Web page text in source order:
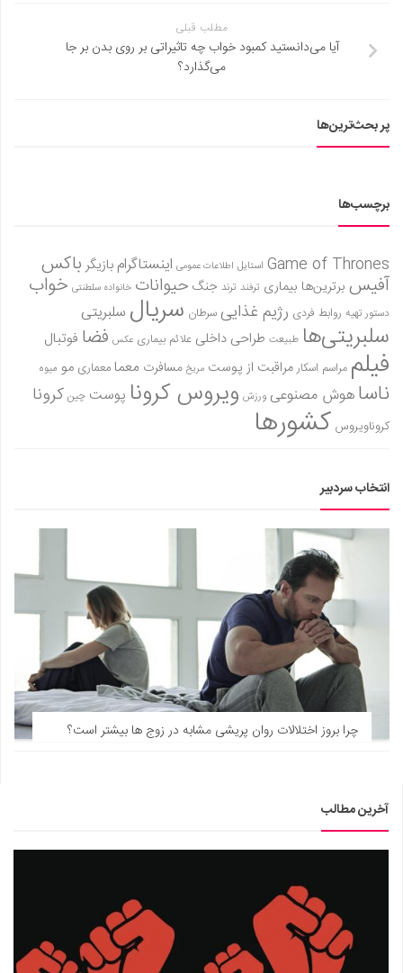
مطلب قبلی
آیا می‌دانستید کمبود خواب چه تاثیراتی بر روی بدن بر جا
می‌گذارد؟
پر بحث‌ترین‌ها
برچسب‌ها
Game of Thrones استایل اطلاعات عمومی اینستاگرام بازیگر باکس
آفیس برترین‌ها بیماری ترفند ترند جنگ حیوانات خانواده سلطنتی خواب
دستور تهیه روابط فردی رژیم غذاییسرطان سریال سلبریتی
سلبریتی‌ها طبیعت طراحی داخلی علائم بیماری عکس فضا فوتبال
فیلم مراسم اسکارمراقبت از پوست مریخ مسافرت معمامعماری مو میوه
ناساهوش مصنوعی ورزش ویروس کرونا پوست چین کرونا
کروناویروس کشورها
انتخاب سردبیر
چرا بروز اختلالات روان‌ پریشی مشابه در زوج‌ ها بیشتر است؟
آخرین مطالب